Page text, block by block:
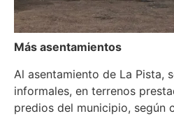
Más asentamientos
Al asentamiento de La Pista,
informales, en terrenos
predios del municipio, según